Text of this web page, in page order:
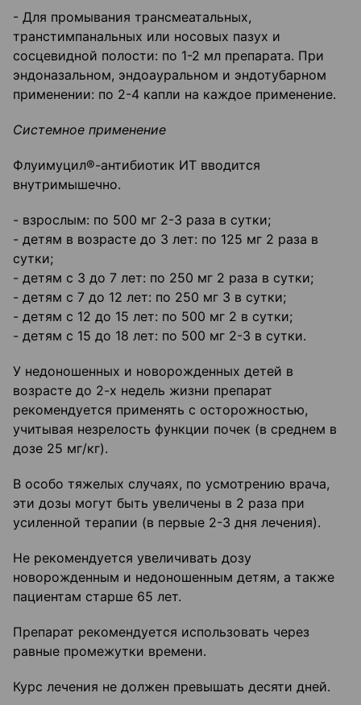
- Для промывания трансмеатальных,
транстимпанальных или носовых пазух и
сосцевидной полости: по 1-2 мл препарата. При
эндоназальном, эндоауральном и эндотубарном
применении: по 2-4 капли на каждое применение.
Системное применение
Флуимуцил®-антибиотик ИТ вводится
внутримышечно.
- взрослым: по 500 мг 2-3 раза в сутки;
- детям в возрасте до 3 лет: по 125 мг 2 раза в
сутки;
- детям с 3 до 7 лет: по 250 мг 2 раза в сутки;
- детям с 7 до 12 лет: по 250 мг 3 в сутки;
- детям с 12 до 15 лет: по 500 мг 2 в сутки;
- детям с 15 до 18 лет: по 500 мг 2-3 в сутки.
У недоношенных и новорожденных детей в
возрасте до 2-х недель жизни препарат
рекомендуется применять с осторожностью,
учитывая незрелость функции почек (в среднем в
дозе 25 мг/кг).
В особо тяжелых случаях, по усмотрению врача,
эти дозы могут быть увеличены в 2 раза при
усиленной терапии (в первые 2-3 дня лечения).
Не рекомендуется увеличивать дозу
новорожденным и недоношенным детям, а также
пациентам старше 65 лет.
Препарат рекомендуется использовать через
равные промежутки времени.
Курс лечения не должен превышать десяти дней.